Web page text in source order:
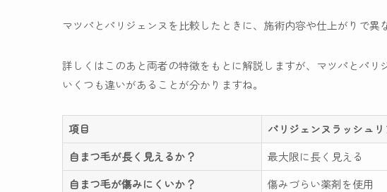
マツパとパリジェンヌを比較したときに、施術内容や仕上がりで異
詳しくはこのあと両者の特徴をもとに解説しますが、マツパとパ
いくつも違いがあることが分かりますね。
項目 パリジェンヌラッシュリ
自まつ毛が長く見えるか？
最大限に長く見える
自まつ毛が傷みにくいか？
傷みづらい薬剤を使用